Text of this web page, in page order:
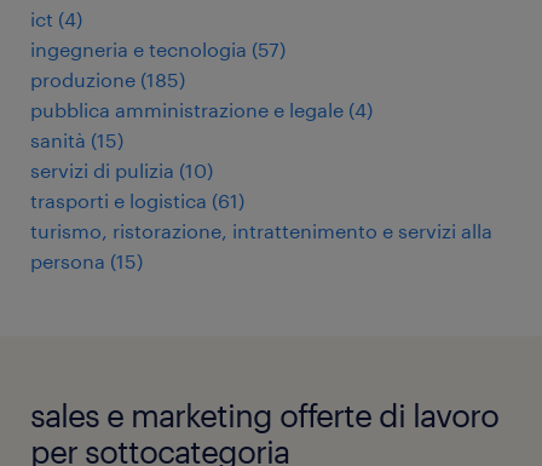
ict (4)
ingegneria e tecnologia (57)
produzione (185)
pubblica amministrazione e legale (4)
sanità (15)
servizi di pulizia (10)
trasporti e logistica (61)
turismo, ristorazione, intrattenimento e servizi alla
persona (15)
sales e marketing offerte di lavoro
per sottocategoria